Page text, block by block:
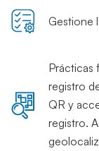
Gestione
Prácticas
registro
QR y
registro.